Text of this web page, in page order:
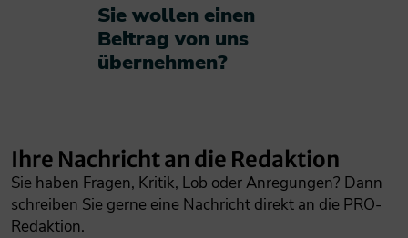
Sie wollen einen
Beitrag von uns
übernehmen?​
Ihre Nachricht an die Redaktion
Sie haben Fragen, Kritik, Lob oder Anregungen? Dann
schreiben Sie gerne eine Nachricht direkt an die PRO-
Redaktion.